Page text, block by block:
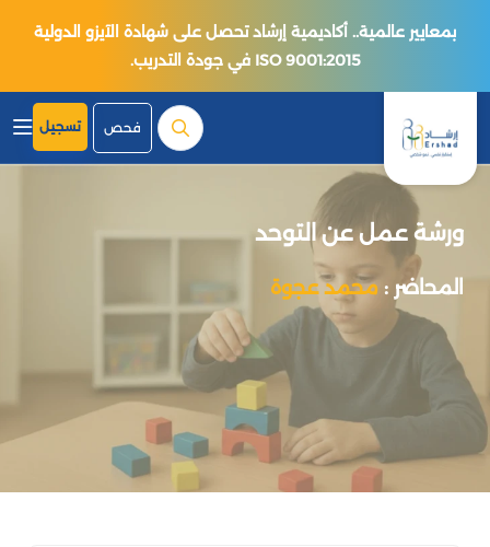
بمعايير عالمية.. أكاديمية إرشاد تحصل على شهادة الآيزو الدولية
ISO 9001:2015 في جودة التدريب.
فحص تسجيل
ورشة عمل عن التوحد
المحاضر : محمد عجوة